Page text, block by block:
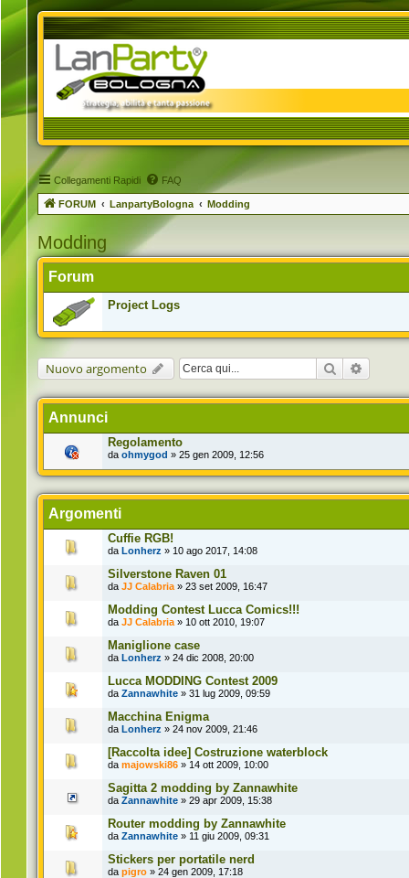
Collegamenti Rapidi FAQ
FORUM LanpartyBologna Modding
Modding
Forum
Project Logs
Nuovo argomento Cerca
Annunci
Regolamento
da ohmygod » 25 gen 2009, 12:56
Argomenti
Cuffie RGB!
da Lonherz » 10 ago 2017, 14:08
Silverstone Raven 01
da JJ Calabria » 23 set 2009, 16:47
Modding Contest Lucca Comics!!!
da JJ Calabria » 10 ott 2010, 19:07
Maniglione case
da Lonherz » 24 dic 2008, 20:00
Lucca MODDING Contest 2009
da Zannawhite » 31 lug 2009, 09:59
Macchina Enigma
da Lonherz » 24 nov 2009, 21:46
[Raccolta idee] Costruzione waterblock
da majowski86 » 14 ott 2009, 10:00
Sagitta 2 modding by Zannawhite
da Zannawhite » 29 apr 2009, 15:38
Router modding by Zannawhite
da Zannawhite » 11 giu 2009, 09:31
Stickers per portatile nerd
da pigro » 24 gen 2009, 17:18